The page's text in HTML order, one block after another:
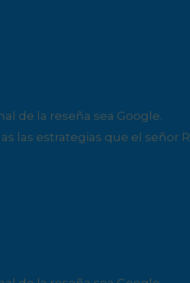
de la reseña sea Google.
estrategias que el señor